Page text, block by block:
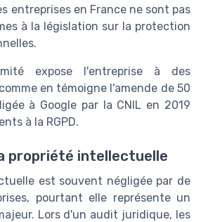
entreprises en France ne sont pas
à la législation sur la protection
expose l'entreprise à des
en témoigne l'amende de 50
à Google par la CNIL en 2019
à la RGPD.
propriété intellectuelle
est souvent négligée par de
pourtant elle représente un
Lors d'un audit juridique, les